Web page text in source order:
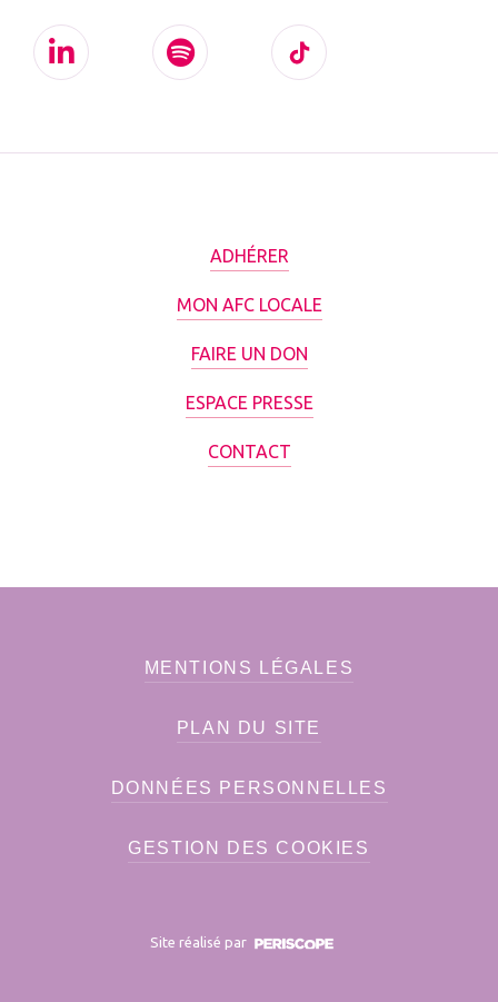
ADHÉRER
MON AFC LOCALE
FAIRE UN DON
ESPACE PRESSE
CONTACT
MENTIONS LÉGALES
PLAN DU SITE
DONNÉES PERSONNELLES
GESTION DES COOKIES
Site réalisé par